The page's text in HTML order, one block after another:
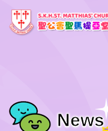
News